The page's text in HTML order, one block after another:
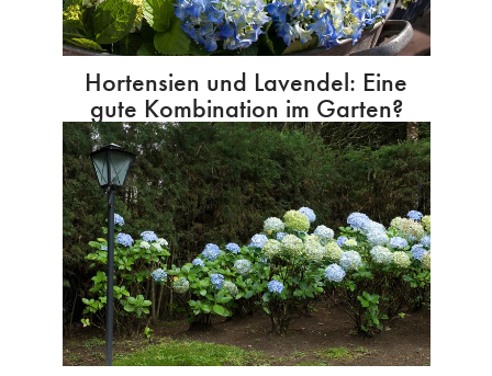
Hortensien und Lavendel: Eine
gute Kombination im Garten?